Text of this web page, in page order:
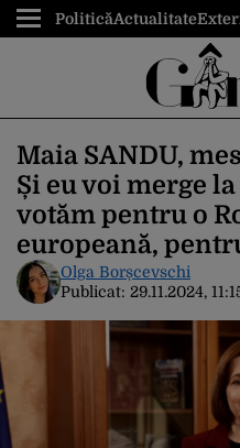
PoliticăActualitate
Maia SANDU,
Și eu voi merge
votăm pentru o
europeană,
Olga Borșcevschi
Publicat: 29.11.2024,